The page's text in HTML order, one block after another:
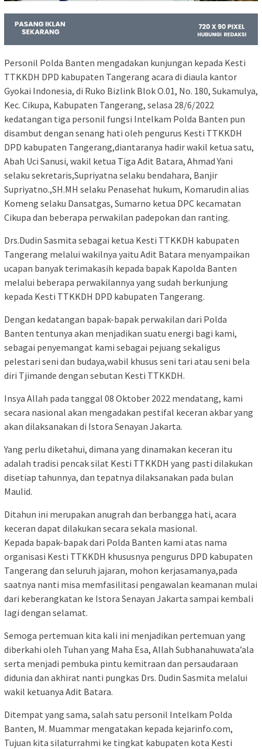
Personil Polda Banten mengadakan kunjungan kepada Kesti
TTKKDH DPD kabupaten Tangerang acara di diaula kantor
Gyokai Indonesia, di Ruko Bizlink Blok O.01, No. 180, Sukamulya,
Kec. Cikupa, Kabupaten Tangerang, selasa 28/6/2022
kedatangan tiga personil fungsi Intelkam Polda Banten pun
disambut dengan senang hati oleh pengurus Kesti TTKKDH
DPD kabupaten Tangerang,diantaranya hadir wakil ketua satu,
Abah Uci Sanusi, wakil ketua Tiga Adit Batara, Ahmad Yani
selaku sekretaris,Supriyatna selaku bendahara, Banjir
Supriyatno.,SH.MH selaku Penasehat hukum, Komarudin alias
Komeng selaku Dansatgas, Sumarno ketua DPC kecamatan
Cikupa dan beberapa perwakilan padepokan dan ranting.
Drs.Dudin Sasmita sebagai ketua Kesti TTKKDH kabupaten
Tangerang melalui wakilnya yaitu Adit Batara menyampaikan
ucapan banyak terimakasih kepada bapak Kapolda Banten
melalui beberapa perwakilannya yang sudah berkunjung
kepada Kesti TTKKDH DPD kabupaten Tangerang.
Dengan kedatangan bapak-bapak perwakilan dari Polda
Banten tentunya akan menjadikan suatu energi bagi kami,
sebagai penyemangat kami sebagai pejuang sekaligus
pelestari seni dan budaya,wabil khusus seni tari atau seni bela
diri Tjimande dengan sebutan Kesti TTKKDH.
Insya Allah pada tanggal 08 Oktober 2022 mendatang, kami
secara nasional akan mengadakan pestifal keceran akbar yang
akan dilaksanakan di Istora Senayan Jakarta.
Yang perlu diketahui, dimana yang dinamakan keceran itu
adalah tradisi pencak silat Kesti TTKKDH yang pasti dilakukan
disetiap tahunnya, dan tepatnya dilaksanakan pada bulan
Maulid.
Ditahun ini merupakan anugrah dan berbangga hati, acara
keceran dapat dilakukan secara sekala masional.
Kepada bapak-bapak dari Polda Banten kami atas nama
organisasi Kesti TTKKDH khususnya pengurus DPD kabupaten
Tangerang dan seluruh jajaran, mohon kerjasamanya,pada
saatnya nanti misa memfasilitasi pengawalan keamanan mulai
dari keberangkatan ke Istora Senayan Jakarta sampai kembali
lagi dengan selamat.
Semoga pertemuan kita kali ini menjadikan pertemuan yang
diberkahi oleh Tuhan yang Maha Esa, Allah Subhanahuwata’ala
serta menjadi pembuka pintu kemitraan dan persaudaraan
didunia dan akhirat nanti pungkas Drs. Dudin Sasmita melalui
wakil ketuanya Adit Batara.
Ditempat yang sama, salah satu personil Intelkam Polda
Banten, M. Muammar mengatakan kepada kejarinfo.com,
Tujuan kita silaturrahmi ke tingkat kabupaten kota Kesti